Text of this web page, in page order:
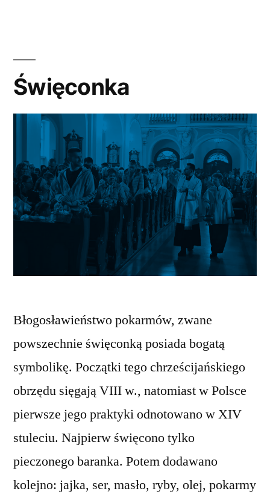
Święconka
Błogosławieństwo pokarmów, zwane
powszechnie święconką posiada bogatą
symbolikę. Początki tego chrześcijańskiego
obrzędu sięgają VIII w., natomiast w Polsce
pierwsze jego praktyki odnotowano w XIV
stuleciu. Najpierw święcono tylko
pieczonego baranka. Potem dodawano
kolejno: jajka, ser, masło, ryby, olej, pokarmy